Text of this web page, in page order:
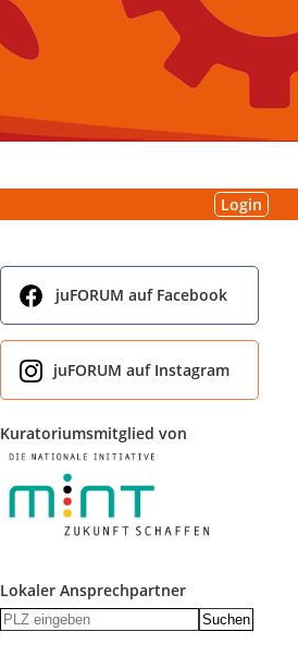
Login
juFORUM auf Facebook
juFORUM auf Instagram
Kuratoriumsmitglied von
Lokaler Ansprechpartner
Suchen